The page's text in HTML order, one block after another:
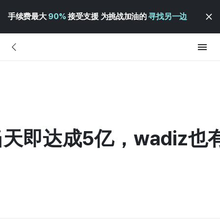
手续费最大 90% 接受支援 为挑战加油的寻找另一边
即达成5亿，wadiz也